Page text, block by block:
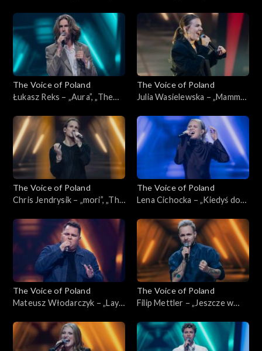
Nokaut, 1 listopada 2025
Poland”, Nokaut, 1 listopada
2025
The Voice of Poland
Łukasz Reks – „Aura”, „The
listopada 2025
The Voice of Poland
Julia Wasielewska – „Mamma
Poland”, Nokaut, 1 listopada
2025
The Voice of Poland
Chris Jendrysik – „mori”, „The
listopada 2025
The Voice of Poland
Lena Cichocka – „Kiedyś do
Poland”, Nokaut, 1 listopada
2025
The Voice of Poland
Mateusz Włodarczyk – „Lay
Poland”, Nokaut, 1 listopada
2025
The Voice of Poland
Filip Mettler – „Jeszcze w
Poland”, Nokaut, 1 listopada
2025